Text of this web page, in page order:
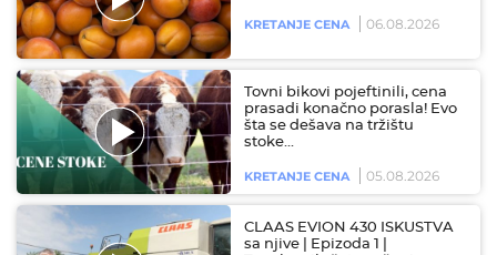
KRETANJE CENA 06.08.2026
Tovni bikovi pojeftinili, cena
prasadi konačno porasla! Evo
šta se dešava na tržištu
stoke…
KRETANJE CENA 05.08.2026
CLAAS EVION 430 ISKUSTVA
sa njive | Epizoda 1 |